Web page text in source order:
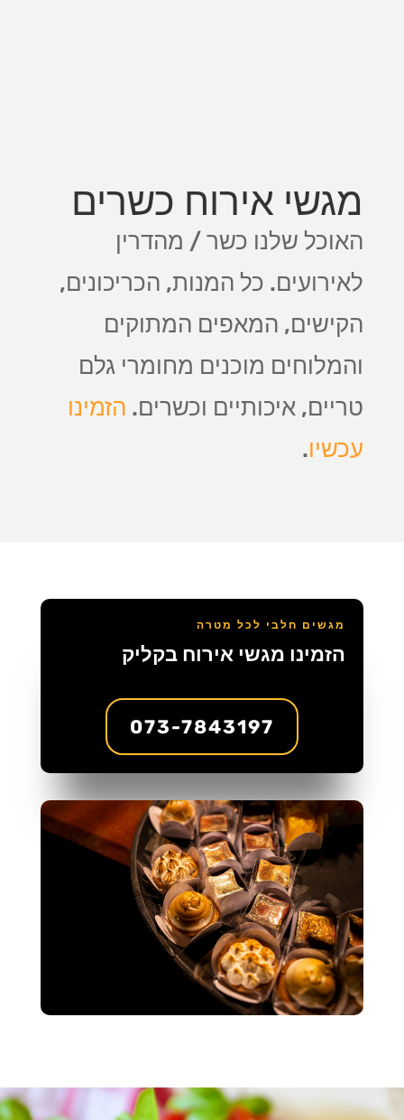
מגשי אירוח כשרים
האוכל שלנו כשר / מהדרין
לאירועים. כל המנות, הכריכונים,
הקישים, המאפים המתוקים
והמלוחים מוכנים מחומרי גלם
טריים, איכותיים וכשרים. הזמינו
עכשיו.
מגשים חלבי לכל מטרה
הזמינו מגשי אירוח בקליק
073-7843197